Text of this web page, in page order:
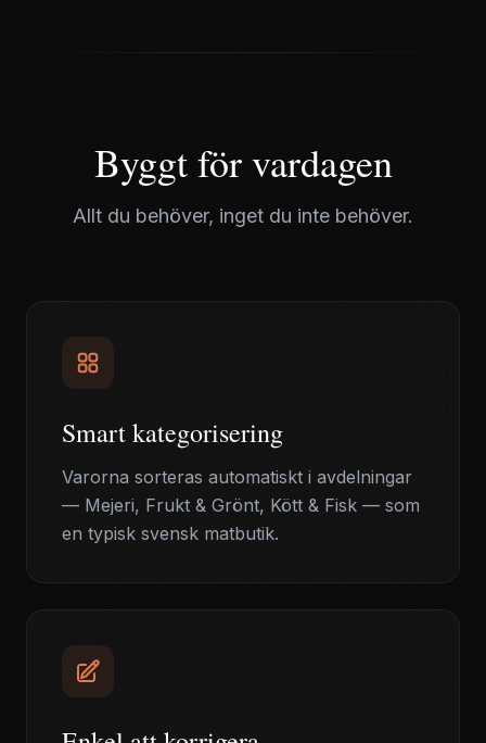
Byggt för vardagen
Allt du behöver, inget du inte behöver.
Smart kategorisering
Varorna sorteras automatiskt i avdelningar
— Mejeri, Frukt & Grönt, Kött & Fisk — som
en typisk svensk matbutik.